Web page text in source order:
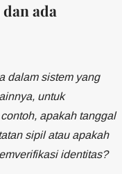
ada
dalam sistem yang
untuk
apakah tanggal
sipil atau apakah
identitas?